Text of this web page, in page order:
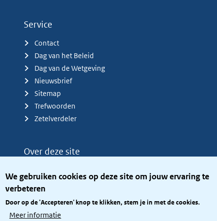
We gebruiken cookies op deze site om jouw ervaring te
verbeteren
Door op de 'Accepteren' knop te klikken, stem je in met de cookies.
Meer informatie
Service
Contact
Dag van het Beleid
Dag van de Wetgeving
Nieuwsbrief
Sitemap
Trefwoorden
Zetelverdeler
Over deze site
Privacy
Toegang site openbaar